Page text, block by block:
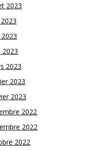
2023
2023
2023
2023
2023
2022
2022
2022